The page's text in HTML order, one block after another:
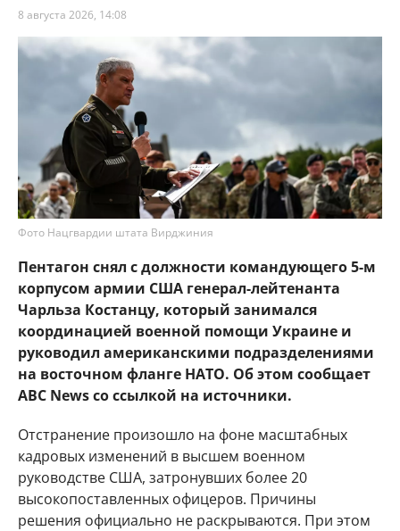
8 августа 2026, 14:08
Фото Нацгвардии штата Вирджиния
Пентагон снял с должности командующего 5-м
корпусом армии США генерал-лейтенанта
Чарльза Костанцу, который занимался
координацией военной помощи Украине и
руководил американскими подразделениями
на восточном фланге НАТО. Об этом сообщает
ABC News со ссылкой на источники.
Отстранение произошло на фоне масштабных
кадровых изменений в высшем военном
руководстве США, затронувших более 20
высокопоставленных офицеров. Причины
решения официально не раскрываются. При этом